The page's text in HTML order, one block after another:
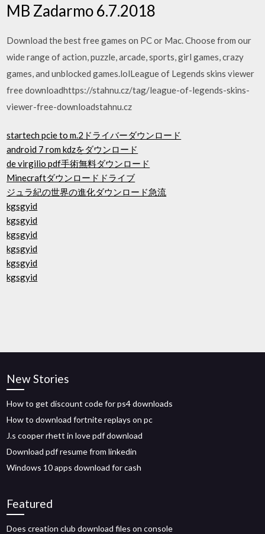
MB Zadarmo 6.7.2018
Download the best free games on PC or Mac. Choose from our
wide range of action, puzzle, arcade, sports, girl games, crazy
games, and unblocked games.lolLeague of Legends skins viewer
free downloadhttps://stahnu.cz/tag/league-of-legends-skins-
viewer-free-downloadstahnu.cz
startech pcie to m.2ドライバーダウンロード
android 7 rom kdzをダウンロード
de virgilio pdf手術無料ダウンロード
Minecraftダウンロードドライブ
ジュラ紀の世界の進化ダウンロード急流
kgsgyid
kgsgyid
kgsgyid
kgsgyid
kgsgyid
kgsgyid
New Stories
How to get discount code for ps4 downloads
How to download fortnite replays on pc
J.s cooper rhett in love pdf download
Download pdf resume from linkedin
Windows 10 apps download for cash
Featured
Does creation club download files on console